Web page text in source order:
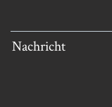
Nachricht